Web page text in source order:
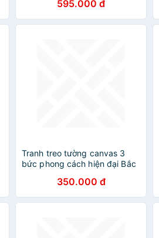
595.000 đ
Tranh treo tường canvas 3
bức phong cách hiện đại Bắc
phòng khách, phòng ngủ,
phòng ăn
350.000 đ